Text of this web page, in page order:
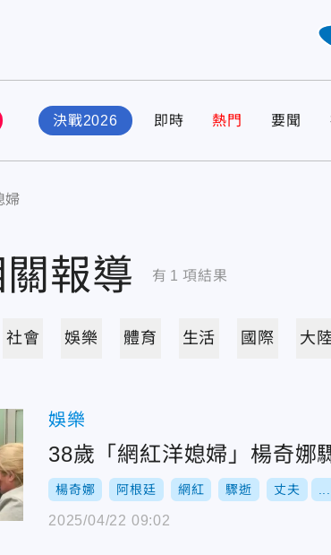
決戰2026 即時 熱門 要聞
婦
報導 有 1 項結果
社會 娛樂 體育 生活 國際 大
娛樂
38歲「網紅洋媳婦」楊奇
楊奇娜 阿根廷 網紅 驟逝 丈夫
2025/04/22 09:02